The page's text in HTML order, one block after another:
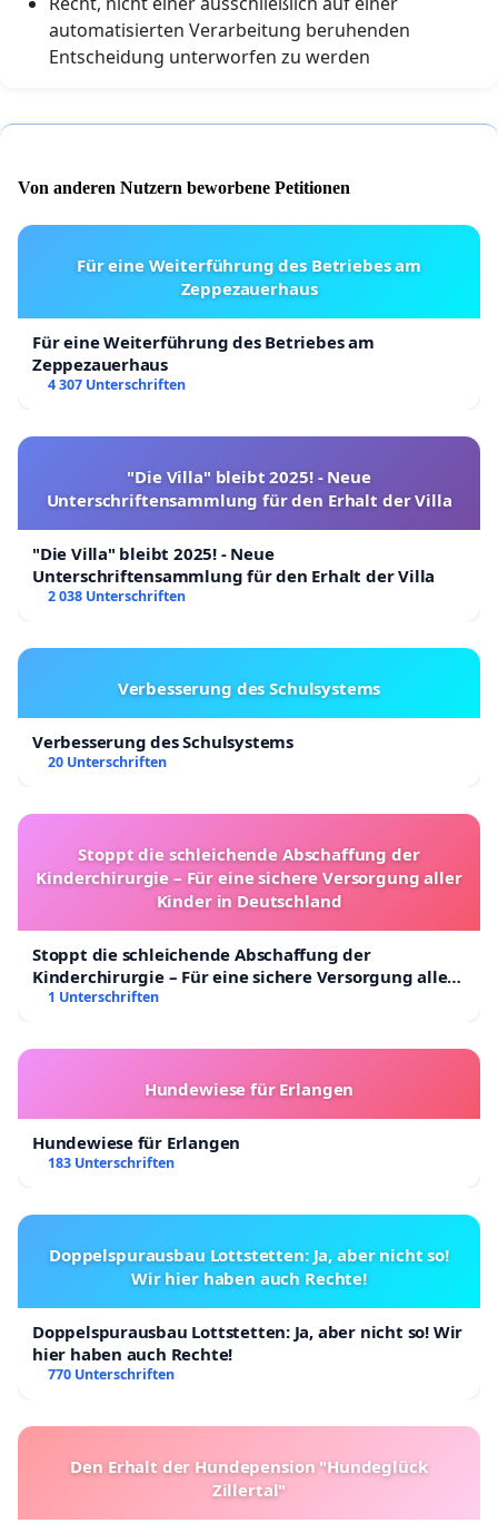
automatisierten Verarbeitung beruhenden
Entscheidung unterworfen zu werden
Von anderen Nutzern beworbene Petitionen
Für eine Weiterführung des Betriebes am
Zeppezauerhaus
Für eine Weiterführung des Betriebes am
Zeppezauerhaus
4 307 Unterschriften
"Die Villa" bleibt 2025! - Neue
Unterschriftensammlung für den Erhalt der Villa
"Die Villa" bleibt 2025! - Neue
Unterschriftensammlung für den Erhalt der Villa
2 038 Unterschriften
Verbesserung des Schulsystems
Verbesserung des Schulsystems
20 Unterschriften
Stoppt die schleichende Abschaffung der
Kinderchirurgie – Für eine sichere Versorgung aller
Kinder in Deutschland
Stoppt die schleichende Abschaffung der
Kinderchirurgie – Für eine sichere Versorgung aller
Kinder in Deutschland
1 Unterschriften
Hundewiese für Erlangen
Hundewiese für Erlangen
183 Unterschriften
Doppelspurausbau Lottstetten: Ja, aber nicht so!
Wir hier haben auch Rechte!
Doppelspurausbau Lottstetten: Ja, aber nicht so! Wir
hier haben auch Rechte!
770 Unterschriften
Den Erhalt der Hundepension "Hundeglück
Zillertal"